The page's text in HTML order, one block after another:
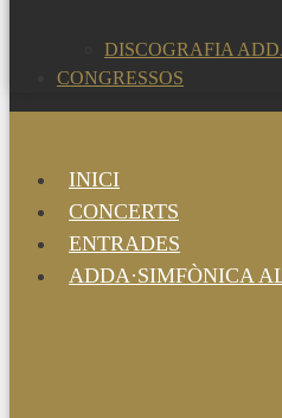
DISCOGRAFIA
CONGRESSOS
INICI
CONCERTS
ENTRADES
ADDA·SIMFÒNICA